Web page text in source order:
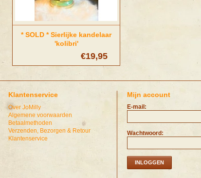
* SOLD * Sierlijke kandelaar
'kolibri'
€19,95
Klantenservice
Over JoMilly
Algemene voorwaarden
Betaalmethoden
Verzenden, Bezorgen & Retour
Klantenservice
Mijn account
E-mail:
Wachtwoord:
INLOGGEN